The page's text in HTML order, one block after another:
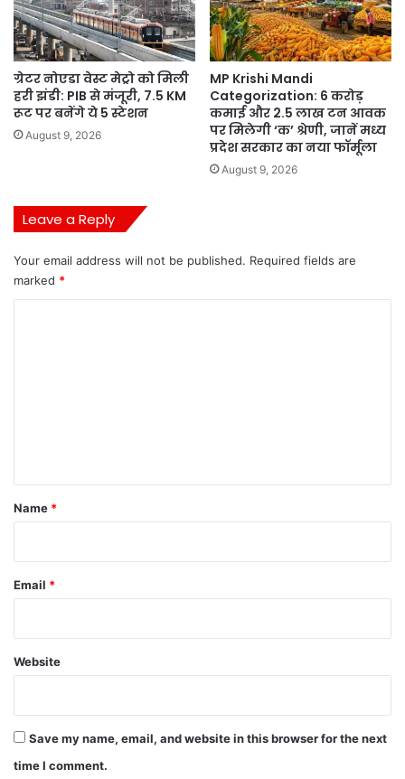
ग्रेटर नोएडा वेस्ट मेट्रो को मिली
हरी झंडी: PIB से मंजूरी, 7.5 KM
रूट पर बनेंगे ये 5 स्टेशन
August 9, 2026
MP Krishi Mandi
Categorization: 6 करोड़
कमाई और 2.5 लाख टन आवक
पर मिलेगी ‘क’ श्रेणी, जानें मध्य
प्रदेश सरकार का नया फॉर्मूला
August 9, 2026
Leave a Reply
Your email address will not be published. Required fields are
marked *
*
Name *
Email *
Website
Save my name, email, and website in this browser for the next
time I comment.